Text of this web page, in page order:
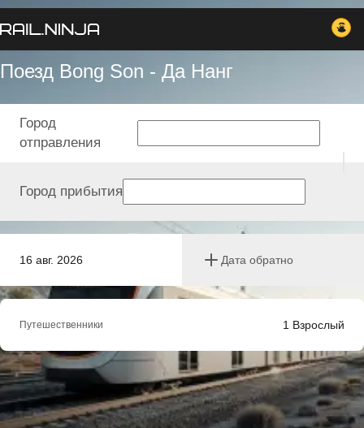
Поезд Bong Son - Да Нанг
16 авг. 2026 Дата обратно
Город
отправления
Город прибытия
Путешественники 1 Взрослый